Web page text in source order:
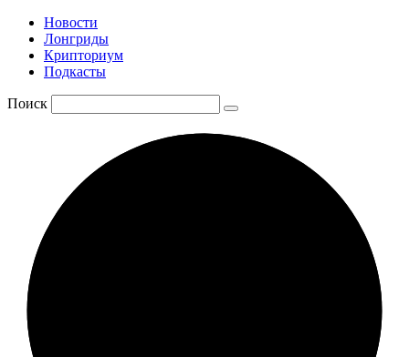
Новости
Лонгриды
Крипториум
Подкасты
Поиск